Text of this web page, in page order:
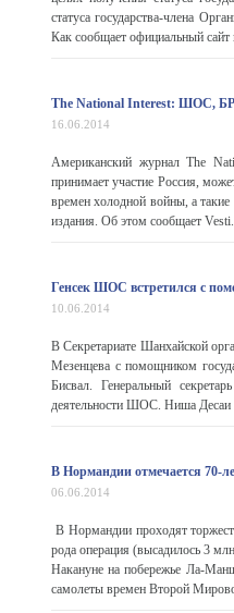
статуса государства-члена
Как сообщает официальный
The National Interest: ШОС,
16.06.2014
Американский журнал The
принимает участие Россия,
времен холодной войны, а
издания. Об этом сообщает
Генсек ШОС встретился с
10.06.2014
В Секретариате Шанхайской
Мезенцева с помощником
Бисвал. Генеральный
деятельности ШОС. Ниша Десаи
В Нормандии отмечается 70-
06.06.2014
В Нормандии проходят
рода операция (высадилось 3
Накануне на побережье Ла-
самолеты времен Второй